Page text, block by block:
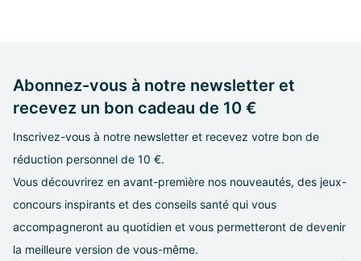
Abonnez-vous à notre newsletter et
recevez un bon cadeau de 10 €
Inscrivez-vous à notre newsletter et recevez votre bon de
réduction personnel de 10 €.
Vous découvrirez en avant-première nos nouveautés, des jeux-
concours inspirants et des conseils santé qui vous
accompagneront au quotidien et vous permetteront de devenir
la meilleure version de vous-même.